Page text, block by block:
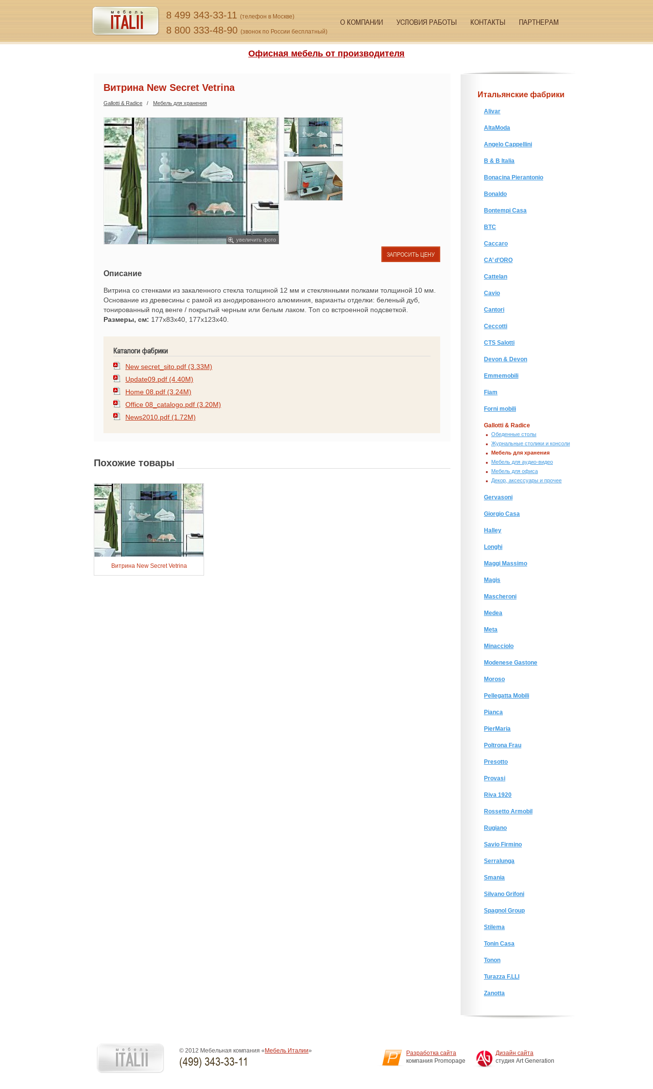
8 499 343-33-11 (телефон в Москве)
8 800 333-48-90 (звонок по России бесплатный)
О КОМПАНИИ УСЛОВИЯ РАБОТЫ КОНТАКТЫ ПАРТНЕРАМ
Офисная мебель от производителя
Витрина New Secret Vetrina
Gallotti & Radice Мебель для хранения
увеличить фото
ЗАПРОСИТЬ ЦЕНУ
Описание
Витрина со стенками из закаленного стекла толщиной 12 мм и стеклянными полками толщиной 10 мм.
Основание из древесины с рамой из анодированного алюминия, варианты отделки: беленый дуб,
тонированный под венге / покрытый черным или белым лаком. Топ со встроенной подсветкой.
Размеры, см: 177х83x40, 177х123x40.
Каталоги фабрики
New secret_sito.pdf (3.33M)
Update09.pdf (4.40M)
Home 08.pdf (3.24M)
Office 08_catalogo.pdf (3.20M)
News2010.pdf (1.72M)
Похожие товары
Витрина New Secret Vetrina
Итальянские фабрики
Alivar
AltaModa
Angelo Cappellini
B & B Italia
Bonacina Pierantonio
Bonaldo
Bontempi Casa
BTC
Caccaro
CA’ d’ORO
Cattelan
Cavio
Cantori
Ceccotti
CTS Salotti
Devon & Devon
Emmemobili
Fiam
Forni mobili
Gallotti & Radice
Обеденные столы
Журнальные столики и консоли
Мебель для хранения
Мебель для аудио-видео
Мебель для офиса
Декор, аксессуары и прочее
Gervasoni
Giorgio Сasa
Halley
Longhi
Maggi Massimo
Magis
Mascheroni
Medea
Meta
Minacciolo
Modenese Gastone
Moroso
Pellegatta Mobili
Pianca
PierMaria
Poltrona Frau
Presotto
Provasi
Riva 1920
Rossetto Armobil
Rugiano
Savio Firmino
Serralunga
Smania
Silvano Grifoni
Spagnol Group
Stilema
Tonin Casa
Tonon
Turazza F.LLI
Zanotta
© 2012 Мебельная компания « Мебель Италии»
(499) 343-33-11
Дизайн сайта
студия Art Generation
Разработка сайта
компания Promopage